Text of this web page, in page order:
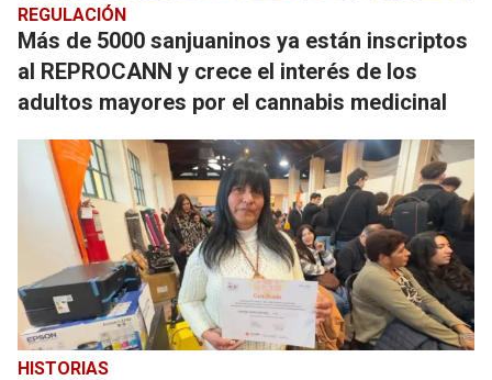
REGULACIÓN
Más de 5000 sanjuaninos ya están inscriptos
al REPROCANN y crece el interés de los
adultos mayores por el cannabis medicinal
HISTORIAS